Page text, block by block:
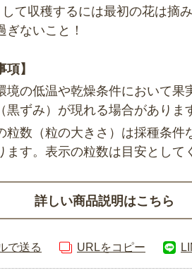
て収穫するには最初の花は摘
ぎないこと！
項】
の低温や乾燥条件において果
黒ずみ）が現れる場合がありま
数（粒の大きさ）は採種条件
ます。表示の粒数は目安として
詳しい商品説明はこちら
で送る URLをコピー